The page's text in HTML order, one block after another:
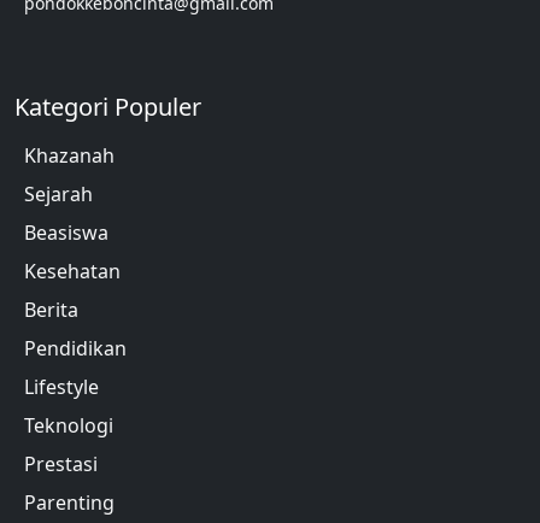
Kategori Populer
Khazanah
Sejarah
Beasiswa
Kesehatan
Berita
Pendidikan
Lifestyle
Teknologi
Prestasi
Parenting